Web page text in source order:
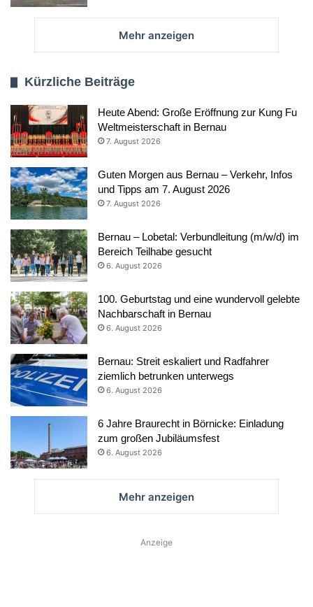
Mehr anzeigen
Kürzliche Beiträge
Heute Abend: Große Eröffnung zur Kung Fu
Weltmeisterschaft in Bernau
7. August 2026
Guten Morgen aus Bernau – Verkehr, Infos
und Tipps am 7. August 2026
7. August 2026
Bernau – Lobetal: Verbundleitung (m/w/d) im
Bereich Teilhabe gesucht
6. August 2026
100. Geburtstag und eine wundervoll gelebte
Nachbarschaft in Bernau
6. August 2026
Bernau: Streit eskaliert und Radfahrer
ziemlich betrunken unterwegs
6. August 2026
6 Jahre Braurecht in Börnicke: Einladung
zum großen Jubiläumsfest
6. August 2026
Mehr anzeigen
Anzeige